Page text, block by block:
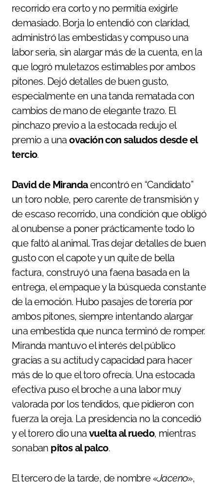
recorrido era corto y no permitía exigirle
demasiado. Borja lo entendió con claridad,
administró las embestidas y compuso una
labor seria, sin alargar más de la cuenta, en la
que logró muletazos estimables por ambos
pitones. Dejó detalles de buen gusto,
especialmente en una tanda rematada con
cambios de mano de elegante trazo. El
pinchazo previo a la estocada redujo el
premio a unaovación con saludos desde el
tercio.
David de Mirandaencontró en “Candidato”
un toro noble, pero carente de transmisión y
de escaso recorrido, una condición que obligó
al onubense a poner prácticamente todo lo
que faltó al animal. Tras dejar detalles de buen
gusto con el capote y un quite de bella
factura, construyó una faena basada en la
entrega, el empaque y la búsqueda constante
de la emoción. Hubo pasajes de torería por
ambos pitones, siempre intentando alargar
una embestida que nunca terminó de romper.
Miranda mantuvo el interés del público
gracias a su actitud y capacidad para hacer
más de lo que el toro ofrecía. Una estocada
efectiva puso el broche a una labor muy
valorada por los tendidos, que pidieron con
fuerza la oreja. La presidencia no la concedió
y el torero dio una vuelta al ruedo, mientras
sonaban pitos al palco.
El tercero de la tarde, de nombre «Jaceno»,